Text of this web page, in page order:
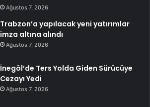
Ağustos 7, 2026
Trabzon’a yapılacak yeni yatırımlar
imza altına alındı
Ağustos 7, 2026
İnegöl’de Ters Yolda Giden Sürücüye
Cezayı Yedi
Ağustos 7, 2026